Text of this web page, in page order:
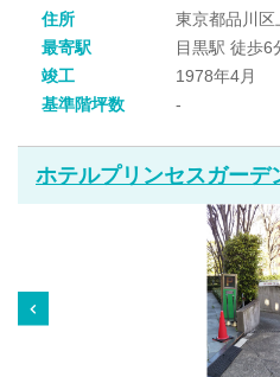
住所
東京都品川
最寄駅
目黒駅 徒歩6
竣工
1978年4月
基準階坪数
-
ホテルプリンセスガーデ